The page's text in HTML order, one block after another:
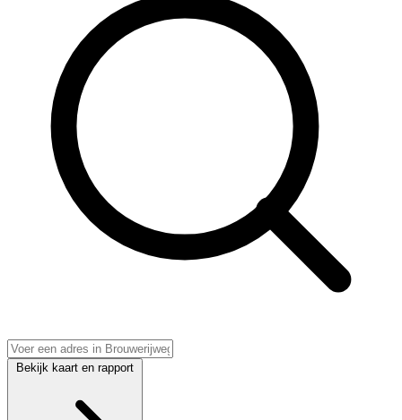
Bekijk kaart en rapport